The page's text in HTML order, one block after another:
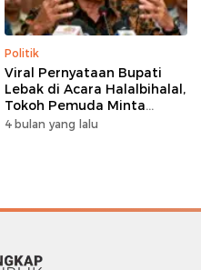
Politik
Viral Pernyataan Bupati
Lebak di Acara Halalbihalal,
Tokoh Pemuda Minta
Bersatu hingga Usul
4 bulan yang lalu